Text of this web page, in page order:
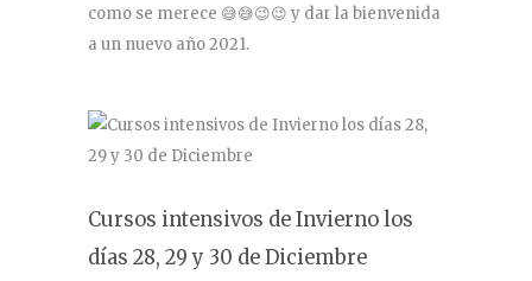
como se merece 😅😅😉😉 y dar la bienvenida
a un nuevo año 2021.
Cursos intensivos de Invierno los
días 28, 29 y 30 de Diciembre